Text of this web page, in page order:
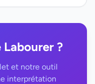
Labourer ?
et notre outil
interprétation